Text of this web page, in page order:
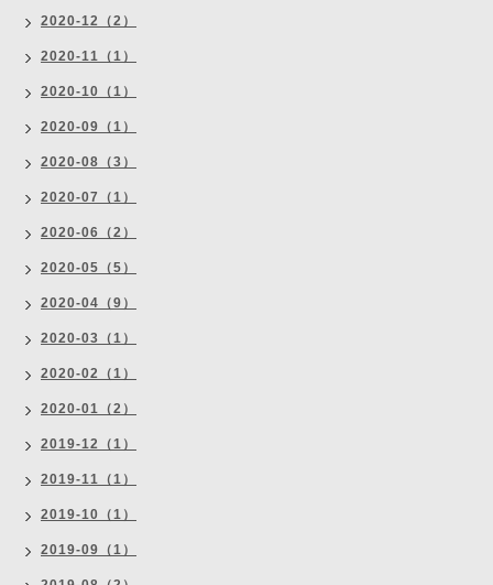
2020-12（2）
2020-11（1）
2020-10（1）
2020-09（1）
2020-08（3）
2020-07（1）
2020-06（2）
2020-05（5）
2020-04（9）
2020-03（1）
2020-02（1）
2020-01（2）
2019-12（1）
2019-11（1）
2019-10（1）
2019-09（1）